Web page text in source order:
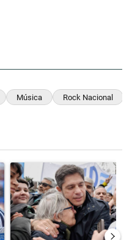
Música Rock Nacional
"Milei despidió a Jorge
Un artículo de tendencia con